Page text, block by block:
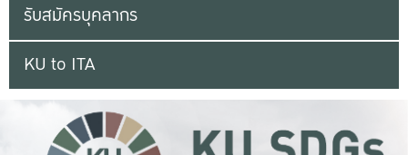
รับสมัครบุคลากร
KU to ITA